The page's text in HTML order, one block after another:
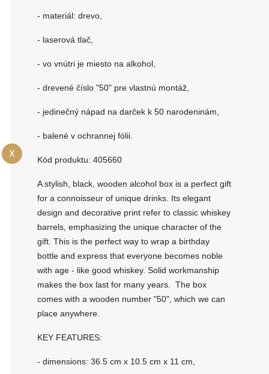
X
- materiál: drevo,
- laserová tlač,
- vo vnútri je miesto na alkohol,
- drevené číslo "50" pre vlastnú montáž,
- jedinečný nápad na darček k 50 narodeninám,
- balené v ochrannej fólii.
Kód produktu: 405660
A stylish, black, wooden alcohol box is a perfect gift
for a connoisseur of unique drinks. Its elegant
design and decorative print refer to classic whiskey
barrels, emphasizing the unique character of the
gift. This is the perfect way to wrap a birthday
bottle and express that everyone becomes noble
with age - like good whiskey. Solid workmanship
makes the box last for many years. The box
comes with a wooden number "50", which we can
place anywhere.
KEY FEATURES:
- dimensions: 36.5 cm x 10.5 cm x 11 cm,